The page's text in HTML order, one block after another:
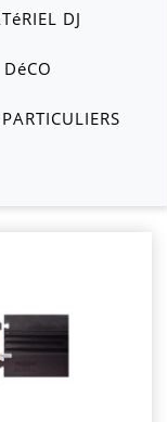
DJ
DéCO
PARTICULIERS